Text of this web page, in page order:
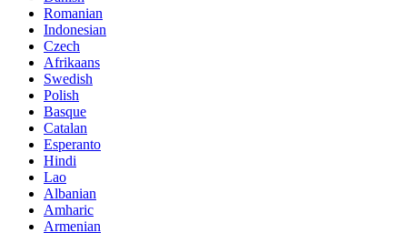
Romanian
Indonesian
Czech
Afrikaans
Swedish
Polish
Basque
Catalan
Esperanto
Hindi
Lao
Albanian
Amharic
Armenian